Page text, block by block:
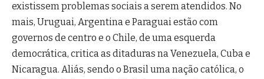
existissem problemas sociais a serem atendidos. No
mais, Uruguai, Argentina e Paraguai estão com
governos de centro e o Chile, de uma esquerda
democrática, critica as ditaduras na Venezuela, Cuba e
Nicaragua. Aliás, sendo o Brasil uma nação católica, o